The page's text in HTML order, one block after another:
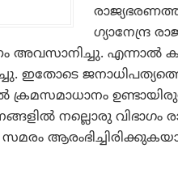
ഗ്യാനേന്ദ്ര
അവസാനിച്ചു. എന്നാൽ
ഇതോടെ
ക്രമസമാധാനം
നല്ലൊരു വിഭാഗം